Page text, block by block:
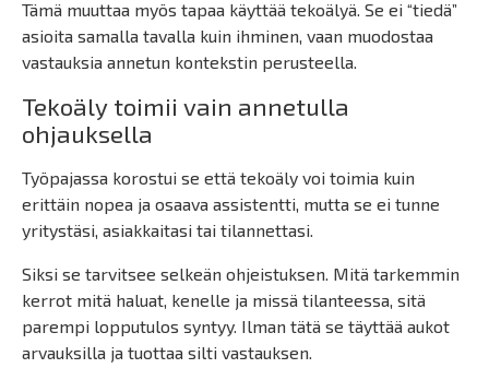
Tämä muuttaa myös tapaa käyttää tekoälyä. Se ei “tiedä”
asioita samalla tavalla kuin ihminen, vaan muodostaa
vastauksia annetun kontekstin perusteella.
Tekoäly toimii vain annetulla
ohjauksella
Työpajassa korostui se että tekoäly voi toimia kuin
erittäin nopea ja osaava assistentti, mutta se ei tunne
yritystäsi, asiakkaitasi tai tilannettasi.
Siksi se tarvitsee selkeän ohjeistuksen. Mitä tarkemmin
kerrot mitä haluat, kenelle ja missä tilanteessa, sitä
parempi lopputulos syntyy. Ilman tätä se täyttää aukot
arvauksilla ja tuottaa silti vastauksen.